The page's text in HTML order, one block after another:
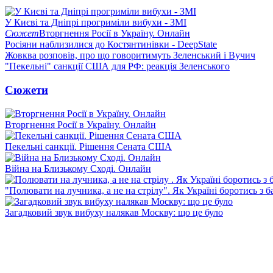
У Києві та Дніпрі прогриміли вибухи - ЗМІ
СюжетВторгнення Росії в Україну. Онлайн
Росіяни наблизилися до Костянтинівки - DeepState
Жовква розповів, про що говоритимуть Зеленський і Вучич
"Пекельні" санкції США для РФ: реакція Зеленського
Сюжети
Вторгнення Росії в Україну. Онлайн
Пекельні санкції. Рішення Сената США
Війна на Близькому Сході. Онлайн
"Полювати на лучника, а не на стрілу". Як Україні боротись з
Загадковий звук вибуху налякав Москву: що це було